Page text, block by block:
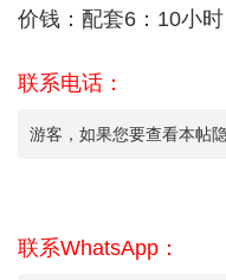
价钱：配套6：10小
联系电话：
游客，如果您要查看本帖
联系WhatsApp：